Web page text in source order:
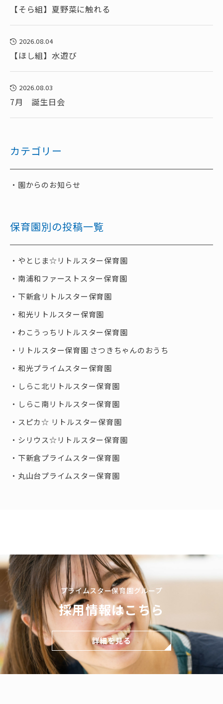
【そら組】夏野菜に触れる
2026.08.04
【ほし組】水遊び
2026.08.03
7月 誕生日会
カテゴリー
園からのお知らせ
保育園別の投稿一覧
やとじま☆リトルスター保育園
南浦和ファーストスター保育園
下新倉リトルスター保育園
和光リトルスター保育園
わこうっちリトルスター保育園
リトルスター保育園 さつきちゃんのおうち
和光プライムスター保育園
しらこ北リトルスター保育園
しらこ南リトルスター保育園
スピカ☆ リトルスター保育園
シリウス☆リトルスター保育園
下新倉プライムスター保育園
丸山台プライムスター保育園
プライムスター保育園グループ
採用情報はこちら
詳細を見る